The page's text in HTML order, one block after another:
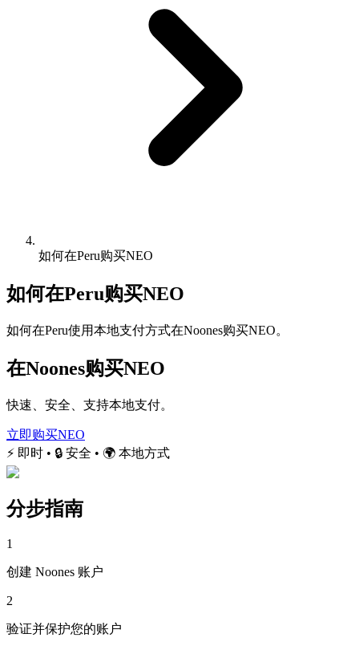
如何在Peru购买NEO
如何在Peru购买NEO
如何在Peru使用本地支付方式在Noones购买NEO。
在Noones购买NEO
快速、安全、支持本地支付。
立即购买NEO
⚡ 即时 • 🔒 安全 • 🌍 本地方式
分步指南
1
创建 Noones 账户
2
验证并保护您的账户